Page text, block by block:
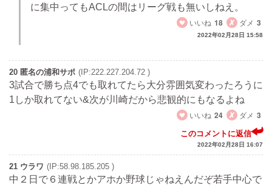
に集中ってもACLの間はリーグ戦も無いしねえ。
いいね 18 ダメ 3
2022年02月28日 15:58
20 匿名の浦和サポ (IP:222.227.204.72 )
3試合で勝ち点4でも取れてたら大分雰囲気変わったろうに
1しか取れてない&次が川崎だから悲観的にもなるよね
いいね 24 ダメ 3
このコメントに返信
2022年02月28日 16:07
21 ウラワ (IP:58.98.185.205 )
中２日で６連戦とかアホか野球じゃねえんだぞ若手中心で